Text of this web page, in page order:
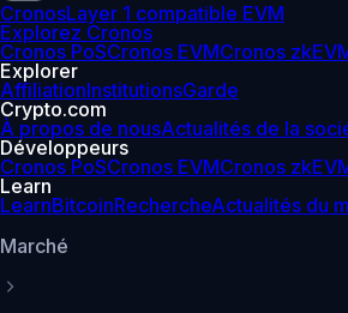
CronosLayer 1 compatible EVM
Explorez Cronos
Cronos PoSCronos EVMCronos
Explorer
AffiliationInstitutionsGarde
Crypto.com
À propos de nousActualités de la
Développeurs
Cronos PoSCronos EVMCronos
Learn
LearnBitcoinRechercheActualités du
Marché